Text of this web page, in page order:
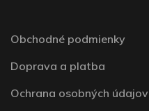
Obchodné podmienky
Doprava a platba
Ochrana osobných údajov